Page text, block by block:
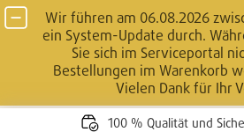
Wir führen am 06.08.2026
ein System-Update durch.
Sie sich im Serviceportal
Bestellungen im Warenkorb
Vielen Dank für Ihr
100 % Qualität und